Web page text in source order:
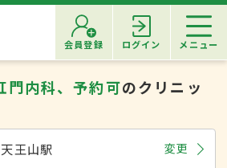
会員登録 ログイン メニュー
門内科、予約可のクリニッ
王山駅 変更